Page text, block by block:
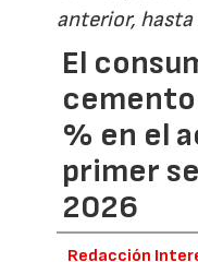
anterior, hasta
El
% en el
primer
2026
Redacción